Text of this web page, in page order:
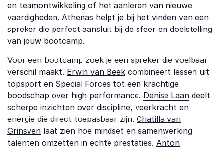
en teamontwikkeling of het aanleren van nieuwe
vaardigheden. Athenas helpt je bij het vinden van een
spreker die perfect aansluit bij de sfeer en doelstelling
van jouw bootcamp.
Voor een bootcamp zoek je een spreker die voelbaar
verschil maakt. Erwin van Beek combineert lessen uit
topsport en Special Forces tot een krachtige
boodschap over high performance. Denise Laan deelt
scherpe inzichten over discipline, veerkracht en
energie die direct toepasbaar zijn. Chatilla van
Grinsven laat zien hoe mindset en samenwerking
talenten omzetten in echte prestaties. Anton